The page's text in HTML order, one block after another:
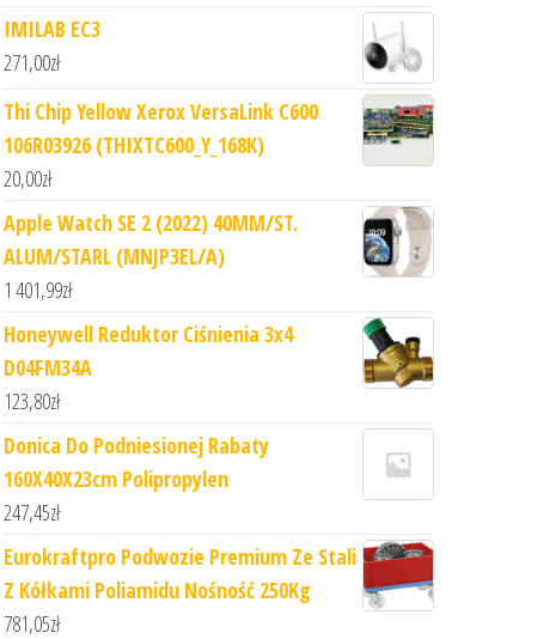
IMILAB EC3
271,00zł
Thi Chip Yellow Xerox VersaLink C600
106R03926 (THIXTC600_Y_168K)
20,00zł
Apple Watch SE 2 (2022) 40MM/ST.
ALUM/STARL (MNJP3EL/A)
1 401,99zł
Honeywell Reduktor Ciśnienia 3x4
D04FM34A
123,80zł
Donica Do Podniesionej Rabaty
160X40X23cm Polipropylen
247,45zł
Eurokraftpro Podwozie Premium Ze Stali
Z Kółkami Poliamidu Nośność 250Kg
781,05zł